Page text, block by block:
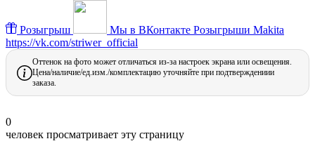
Розыгрыш Мы в ВКонтакте Розыгрыши Makita
https://vk.com/striwer_official
Оттенок на фото может отличаться из-за настроек экрана или освещения.
Цена/наличие/ед.изм./комплектацию уточняйте при подтверждениии
заказа.
0
человек просматривает эту страницу